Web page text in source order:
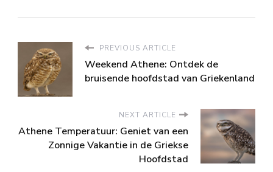
PREVIOUS ARTICLE
Weekend Athene: Ontdek de
bruisende hoofdstad van Griekenland
NEXT ARTICLE
Athene Temperatuur: Geniet van een
Zonnige Vakantie in de Griekse
Hoofdstad